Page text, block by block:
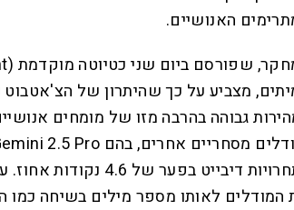
האנושיים.
מצביע על כך שהיתרון של הצ'אטבוט
בתחרויות דיבייט